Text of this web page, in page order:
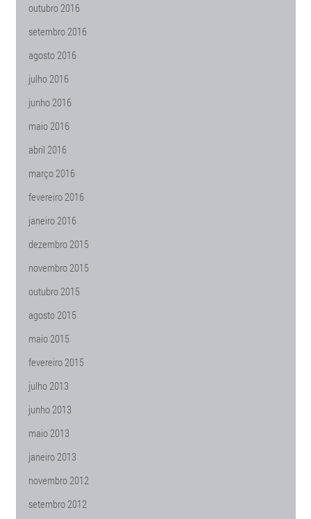
outubro 2016
setembro 2016
agosto 2016
julho 2016
junho 2016
maio 2016
abril 2016
março 2016
fevereiro 2016
janeiro 2016
dezembro 2015
novembro 2015
outubro 2015
agosto 2015
maio 2015
fevereiro 2015
julho 2013
junho 2013
maio 2013
janeiro 2013
novembro 2012
setembro 2012